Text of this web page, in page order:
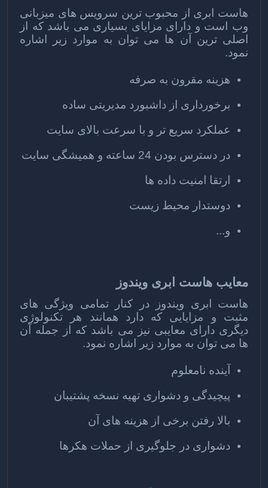
هاست ابری از محبوب ترین سرویس های میزبانی
وب است و دارای مزایای بسیاری می باشد که از
اصلی ترین آن ها می توان به موارد زیر اشاره
نمود.
هزینه مقرون به صرفه
برخورداری از داشبورد مدیریتی ساده
عملکرد سریع تر و با سرعت بالای سایت
در دسترس بودن 24 ساعته و همیشگی سایت
ارتقا امنیت داده ها
دوستدار محیط زیست
و...
معایب هاست ابری ویندوز
هاست ابری ویندوزدر کنار تمامی ویژگی های
مثبت و مزایایی که دارد همانند هر تکنولوژی
دیگری دارای معایبی نیز می باشد که از جمله آن
ها می توان به موارد زیر اشاره نمود.
آینده نامعلوم
پیچیدگی و دشواری تهیه نسخه پشتیبان
بالا رفتن برخی از هزینه های آن
دشواری در جلوگیری از حملات هکرها